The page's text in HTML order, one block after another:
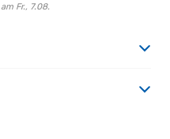
Fr., 7.08.